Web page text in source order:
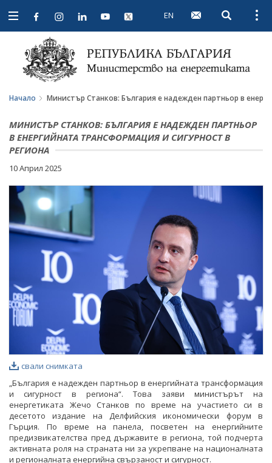
Open
navigation
EN Open
Начало Министър Станков: България е надежден партньор в
МИНИСТЪР СТАНКОВ: БЪЛГАРИЯ Е НАДЕЖДЕН ПАРТНЬОР
В ЕНЕРГИЙНАТА ТРАНСФОРМАЦИЯ И СИГУРНОСТ В
РЕГИОНА
10 Април 2025
свали снимката
„България е надежден партньор в енергийната трансформация
и сигурност в региона“. Това заяви министърът на
енергетиката Жечо Станков по време на участието си в
десетото издание на Делфийския икономически форум в
Гърция. По време на панела, посветен на енергийните
предизвикателства пред държавите в региона, той подчерта
активната роля на страната ни за укрепване на националната
и регионалната енергийна свързаност и сигурност.